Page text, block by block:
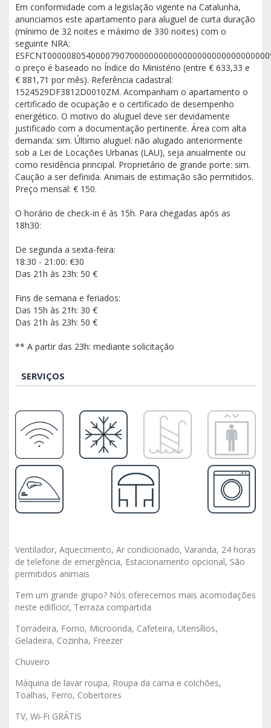
Em conformidade com a legislação vigente na Catalunha,
anunciamos este apartamento para aluguel de curta duração
(mínimo de 32 noites e máximo de 330 noites) com o
seguinte NRA:
o preço é baseado no Índice do Ministério (entre € 633,33 e
€ 881,71 por mês). Referência cadastral:
1524529DF3812D0010ZM. Acompanham o apartamento o
certificado de ocupação e o certificado de desempenho
energético. O motivo do aluguel deve ser devidamente
justificado com a documentação pertinente. Área com alta
demanda: sim. Último aluguel: não alugado anteriormente
sob a Lei de Locações Urbanas (LAU), seja anualmente ou
como residência principal. Proprietário de grande porte: sim.
Caução a ser definida. Animais de estimação são permitidos.
Preço mensal: € 150.
O horário de check-in é às 15h. Para chegadas após as
18h30:
De segunda a sexta-feira:
18:30 - 21:00: €30
Das 21h às 23h: 50 €
Fins de semana e feriados:
Das 15h às 21h: 30 €
Das 21h às 23h: 50 €
** A partir das 23h: mediante solicitação
SERVIÇOS
Ventilador, Aquecimento, Ar condicionado, Varanda, 24 horas
de telefone de emergência, Estacionamento opcional, São
permitidos animais
Tem um grande grupo? Nós oferecemos mais acomodações
neste edifício!, Terraza compartida
Torradeira, Forno, Microonda, Cafeteira, Utensílios,
Geladeira, Cozinha, Freezer
Chuveiro
Máquina de lavar roupa, Roupa da cama e colchões,
Toalhas, Ferro, Cobertores
TV, Wi-Fi GRÁTIS